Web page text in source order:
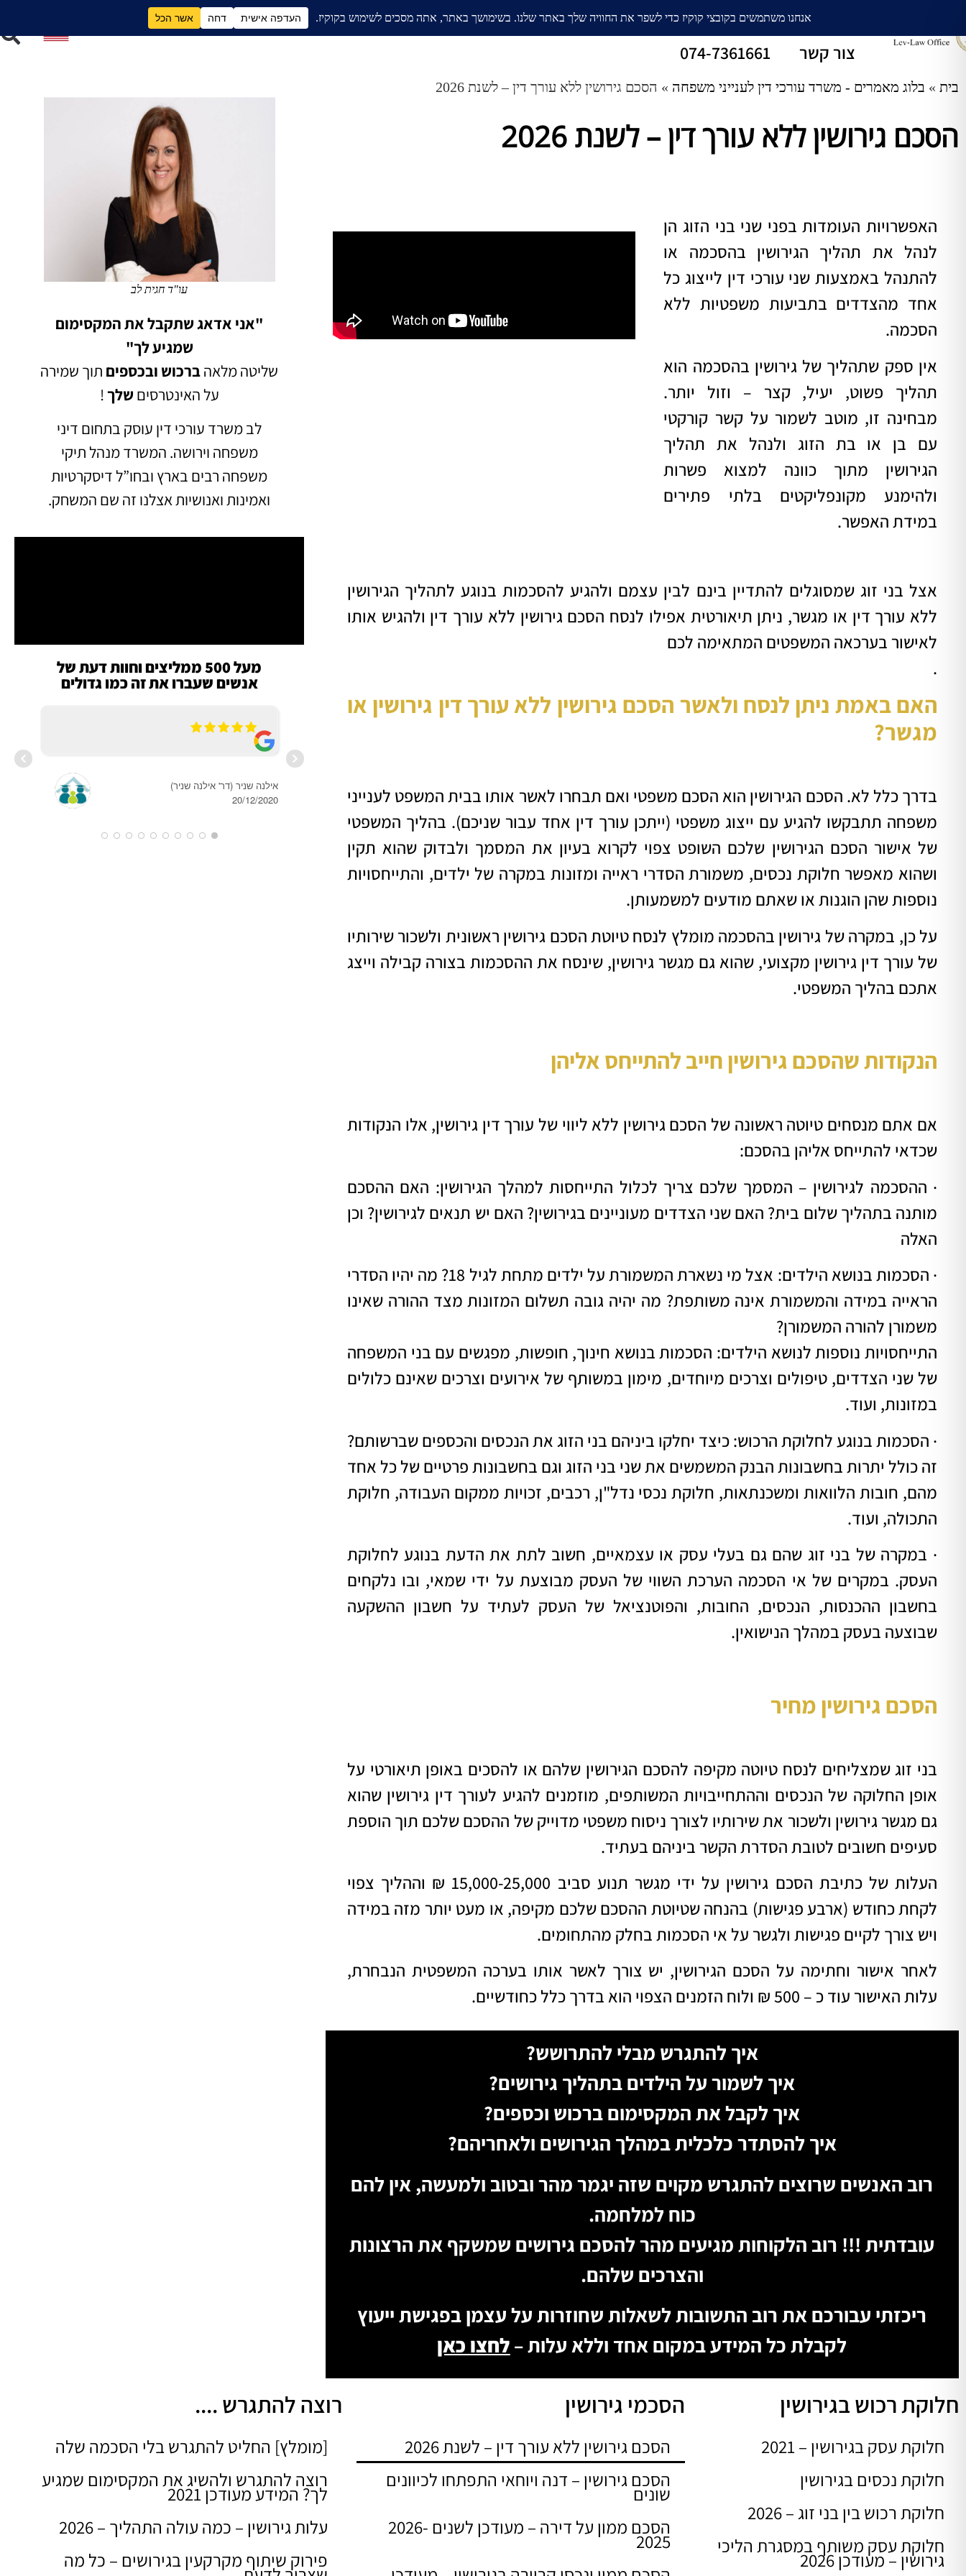
עורך דין גירושין חלוקת רכוש אודות בלוג ממליצים תחומים
גירושים וכסף
צור קשר
074-7361661
בית » בלוג מאמרים - משרד עורכי דין לענייני משפחה » הסכם גירושין ללא עורך דין – לשנת 2026
הסכם גירושין ללא עורך דין – לשנת 2026
האפשרויות העומדות בפני שני בני הזוג הן
לנהל את תהליך הגירושין בהסכמה או
להתנהל באמצעות שני עורכי דין לייצוג כל
אחד מהצדדים בתביעות משפטיות ללא
הסכמה.
אין ספק שתהליך של גירושין בהסכמה הוא
תהליך פשוט, יעיל, קצר – וזול יותר.
מבחינה זו, מוטב לשמור על קשר קורקטי
עם בן או בת הזוג ולנהל את תהליך
הגירושין מתוך כוונה למצוא פשרות
ולהימנע מקונפליקטים בלתי פתירים
במידת האפשר.
אצל בני זוג שמסוגלים להתדיין בינם לבין עצמם ולהגיע להסכמות בנוגע לתהליך הגירושין
ללא עורך דין או מגשר, ניתן תיאורטית אפילו לנסח הסכם גירושין ללא עורך דין ולהגיש אותו
לאישור בערכאה המשפטים המתאימה לכם
.
האם באמת ניתן לנסח ולאשר הסכם גירושין ללא עורך דין גירושין או
מגשר?
בדרך כלל לא. הסכם הגירושין הוא הסכם משפטי ואם תבחרו לאשר אותו בבית המשפט לענייני
משפחה תתבקשו להגיע עם ייצוג משפטי (ייתכן עורך דין אחד עבור שניכם). בהליך המשפטי
של אישור הסכם הגירושין שלכם השופט צפוי לקרוא בעיון את המסמך ולבדוק שהוא תקין
ושהוא מאפשר חלוקת נכסים, משמורת הסדרי ראייה ומזונות במקרה של ילדים, והתייחסויות
נוספות שהן הוגנות או שאתם מודעים למשמעותן.
על כן, במקרה של גירושין בהסכמה מומלץ לנסח טיוטת הסכם גירושין ראשונית ולשכור שירותיו
של עורך דין גירושין מקצועי, שהוא גם מגשר גירושין, שינסח את ההסכמות בצורה קבילה וייצג
אתכם בהליך המשפטי.
הנקודות שהסכם גירושין חייב להתייחס אליהן
אם אתם מנסחים טיוטה ראשונה של הסכם גירושין ללא ליווי של עורך דין גירושין, אלו הנקודות
שכדאי להתייחס אליהן בהסכם:
· ההסכמה לגירושין – המסמך שלכם צריך לכלול התייחסות למהלך הגירושין: האם ההסכם
מותנה בתהליך שלום בית? האם שני הצדדים מעוניינים בגירושין? האם יש תנאים לגירושין? וכן
האלה
·
הסכמות בנושא הילדים: אצל מי נשארת המשמורת על ילדים מתחת לגיל 18? מה יהיו הסדרי
הראייה במידה והמשמורת אינה משותפת? מה יהיה גובה תשלום המזונות מצד ההורה שאינו
משמורן להורה המשמורן?
התייחסויות נוספות לנושא הילדים: הסכמות בנושא חינוך, חופשות, מפגשים עם בני המשפחה
של שני הצדדים, טיפולים וצרכים מיוחדים, מימון במשותף של אירועים וצרכים שאינם כלולים
במזונות, ועוד.
· הסכמות בנוגע לחלוקת הרכוש: כיצד יחלקו ביניהם בני הזוג את הנכסים והכספים שברשותם?
זה כולל יתרות בחשבונות הבנק המשמשים את שני בני הזוג וגם בחשבונות פרטיים של כל אחד
מהם, חובות הלוואות ומשכנתאות, חלוקת נכסי נדל"ן, רכבים, זכויות ממקום העבודה, חלוקת
התכולה, ועוד.
· במקרה של בני זוג שהם גם בעלי עסק או עצמאיים, חשוב לתת את הדעת בנוגע לחלוקת
העסק. במקרים של אי הסכמה הערכת השווי של העסק מבוצעת על ידי שמאי, ובו נלקחים
בחשבון ההכנסות, הנכסים, החובות, והפוטנציאל של העסק לעתיד על חשבון ההשקעה
שבוצעה בעסק במהלך הנישואין.
הסכם גירושין מחיר
בני זוג שמצליחים לנסח טיוטה מקיפה להסכם הגירושין שלהם או להסכים באופן תיאורטי על
אופן החלוקה של הנכסים וההתחייבויות המשותפים, מוזמנים להגיע לעורך דין גירושין שהוא
גם מגשר גירושין ולשכור את שירותיו לצורך ניסוח משפטי מדוייק של ההסכם שלכם תוך הוספת
סעיפים חשובים לטובת הסדרת הקשר ביניהם בעתיד.
העלות של כתיבת הסכם גירושין על ידי מגשר תנוע סביב 15,000-25,000 ₪ וההליך צפוי
לקחת כחודש (ארבע פגישות) בהנחה שטיוטת ההסכם שלכם מקיפה, או מעט יותר מזה במידה
ויש צורך לקיים פגישות ולגשר על אי הסכמות בחלק מהתחומים.
לאחר אישור וחתימה על הסכם הגירושין, יש צורך לאשר אותו בערכה המשפטית הנבחרת,
עלות האישור עוד כ – 500 ₪ ולוח הזמנים הצפוי הוא בדרך כלל כחודשיים.
איך להתגרש מבלי להתרושש?
איך לשמור על הילדים בתהליך גירושים?
איך לקבל את המקסימום ברכוש וכספים?
איך להסתדר כלכלית במהלך הגירושים ולאחריהם?
רוב האנשים שרוצים להתגרש מקוים שזה יגמר מהר ובטוב ולמעשה, אין להם
כוח למלחמה.
עובדתית !!! רוב הלקוחות מגיעים מהר להסכם גירושים שמשקף את הרצונות
והצרכים שלהם.
ריכזתי עבורכם את רוב התשובות לשאלות שחוזרות על עצמן בפגישת ייעוץ
לקבלת כל המידע במקום אחד וללא עלות –לחצו כאן
עו"ד חגית לב
"אני אדאג שתקבל את המקסימום
שמגיע לך"
שליטה מלאהברכוש ובכספים תוך שמירה
על האינטרסים שלך!
לב משרד עורכי דין עוסק בתחום דיני
משפחה וירושה. המשרד מנהל תיקי
משפחה רבים בארץ ובחו”ל דיסקרטיות
ואמינות ואנושיות אצלנו זה שם המשחק.
מעל 500 ממליצים וחוות דעת של
אנשים שעברו את זה כמו גדולים
‫אילנה שניר (דר' אילנה שניר)‬‎
20/12/2020
חלוקת רכוש בגירושין
חלוקת עסק בגירושין – 2021
חלוקת נכסים בגירושין
חלוקת רכוש בין בני זוג – 2026
חלוקת עסק משותף במסגרת הליכי
גירושין – מעודכן 2026
הסכמי גירושין
הסכם גירושין ללא עורך דין – לשנת 2026
הסכם גירושין – דנה ויוחאי התפתחו לכיוונים
שונים
הסכם ממון על דירה – מעודכן לשנים 2026-
2025
רוצה להתגרש ....
[מומלץ] החליט להתגרש בלי הסכמה שלה
רוצה להתגרש ולהשיג את המקסימום שמגיע
לך? המידע מעודכן 2021
עלות גירושין – כמה עולה התהליך – 2026
פירוק שיתוף מקרקעין בגירושים – כל מה